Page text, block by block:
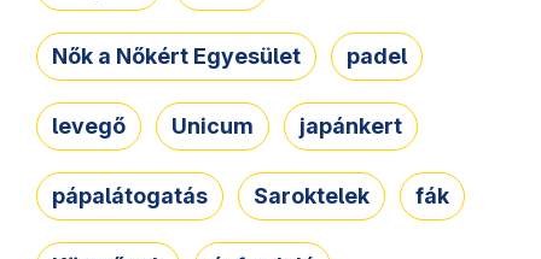
Nők a Nőkért Egyesület padel
levegő Unicum japánkert
pápalátogatás Saroktelek fák